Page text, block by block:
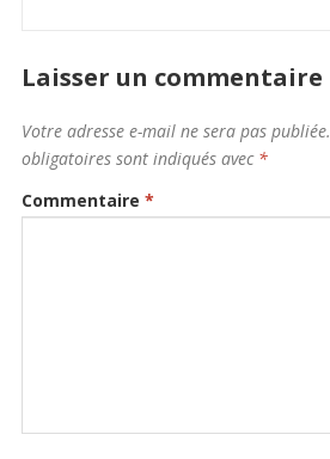
Laisser un commentaire
Votre adresse e-mail ne sera pas publiée.
obligatoires sont indiqués avec *
Commentaire *